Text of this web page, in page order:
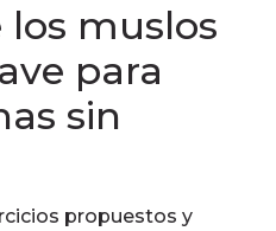
muslos
para
sin
propuestos y